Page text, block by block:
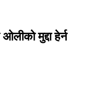
मुद्दा हेर्न